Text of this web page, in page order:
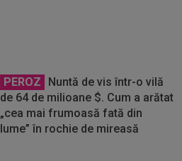
PEROZ
Nuntă de vis într-o vilă
de 64 de milioane $. Cum a arătat
„cea mai frumoasă fată din
lume” în rochie de mireasă